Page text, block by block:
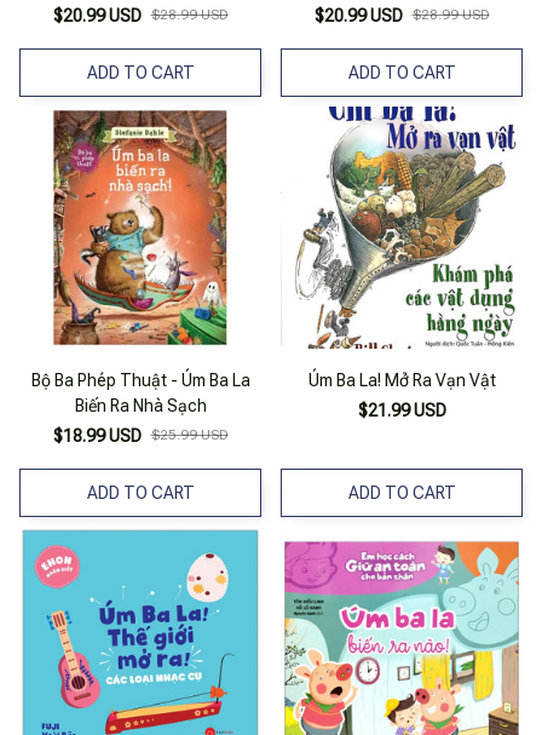
Tặng Kèm Mirror Card
$20.99 USD $28.99 USD
ADD TO CART
Tặng Kèm Mirror Card
$20.99 USD $28.99 USD
ADD TO CART
Bộ Ba Phép Thuật - Úm Ba La
Biến Ra Nhà Sạch
$18.99 USD $25.99 USD
ADD TO CART
Úm Ba La! Mở Ra Vạn Vật
$21.99 USD
ADD TO CART